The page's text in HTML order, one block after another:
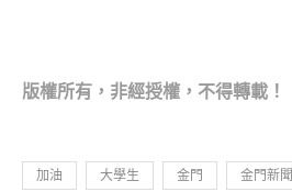
版權所有，非經授權，不得轉載！
加油 大學生 金門 金門新聞